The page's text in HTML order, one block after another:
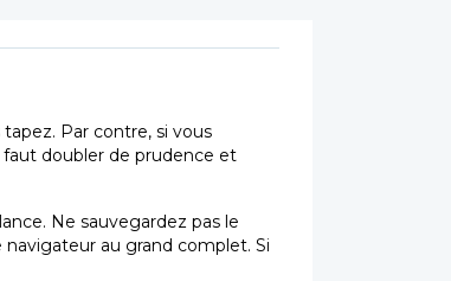
Par contre, si vous
doubler de prudence et
Ne sauvegardez pas le
au grand complet. Si